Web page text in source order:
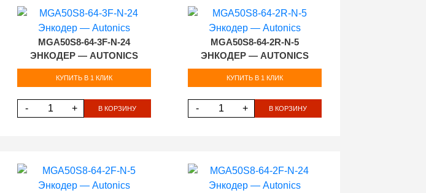
MGA50S8-64-3F-N-24
ЭНКОДЕР — AUTONICS
КУПИТЬ В 1 КЛИК
- + В КОРЗИНУ
MGA50S8-64-2R-N-5
ЭНКОДЕР — AUTONICS
КУПИТЬ В 1 КЛИК
- + В КОРЗИНУ